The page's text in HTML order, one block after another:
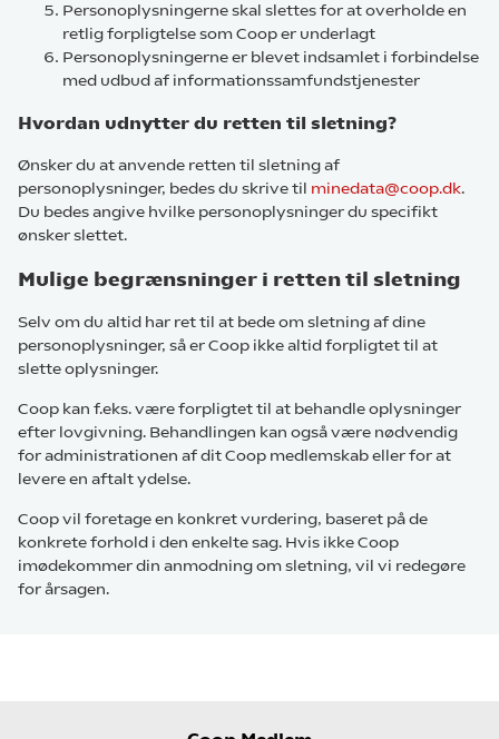
Personoplysningerne skal slettes for at overholde en
retlig forpligtelse som Coop er underlagt
Personoplysningerne er blevet indsamlet i forbindelse
med udbud af informationssamfundstjenester
Hvordan udnytter du retten til sletning?
Ønsker du at anvende retten til sletning af
personoplysninger, bedes du skrive til minedata@coop.dk.
Du bedes angive hvilke personoplysninger du specifikt
ønsker slettet.
Mulige begrænsninger i retten til sletning
Selv om du altid har ret til at bede om sletning af dine
personoplysninger, så er Coop ikke altid forpligtet til at
slette oplysninger.
Coop kan f.eks. være forpligtet til at behandle oplysninger
efter lovgivning. Behandlingen kan også være nødvendig
for administrationen af dit Coop medlemskab eller for at
levere en aftalt ydelse.
Coop vil foretage en konkret vurdering, baseret på de
konkrete forhold i den enkelte sag. Hvis ikke Coop
imødekommer din anmodning om sletning, vil vi redegøre
for årsagen.